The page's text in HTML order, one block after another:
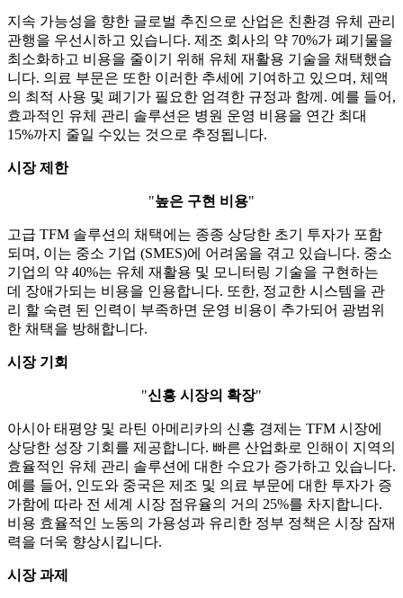
지속 가능성을 향한 글로벌 추진으로 산업은 친환경 유체 관리
관행을 우선시하고 있습니다. 제조 회사의 약 70%가 폐기물을
최소화하고 비용을 줄이기 위해 유체 재활용 기술을 채택했습
니다. 의료 부문은 또한 이러한 추세에 기여하고 있으며, 체액
의 최적 사용 및 폐기가 필요한 엄격한 규정과 함께. 예를 들어,
효과적인 유체 관리 솔루션은 병원 운영 비용을 연간 최대
15%까지 줄일 수있는 것으로 추정됩니다.
시장 제한
"높은 구현 비용"
고급 TFM 솔루션의 채택에는 종종 상당한 초기 투자가 포함
되며, 이는 중소 기업 (SMES)에 어려움을 겪고 있습니다. 중소
기업의 약 40%는 유체 재활용 및 모니터링 기술을 구현하는
데 장애가되는 비용을 인용합니다. 또한, 정교한 시스템을 관
리 할 숙련 된 인력이 부족하면 운영 비용이 추가되어 광범위
한 채택을 방해합니다.
시장 기회
"신흥 시장의 확장"
아시아 태평양 및 라틴 아메리카의 신흥 경제는 TFM 시장에
상당한 성장 기회를 제공합니다. 빠른 산업화로 인해이 지역의
효율적인 유체 관리 솔루션에 대한 수요가 증가하고 있습니다.
예를 들어, 인도와 중국은 제조 및 의료 부문에 대한 투자가 증
가함에 따라 전 세계 시장 점유율의 거의 25%를 차지합니다.
비용 효율적인 노동의 가용성과 유리한 정부 정책은 시장 잠재
력을 더욱 향상시킵니다.
시장 과제